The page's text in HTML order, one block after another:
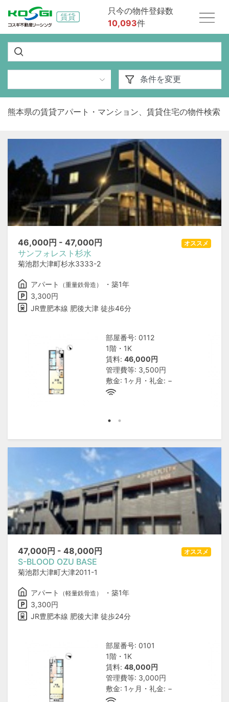
只今の物件登録数
10,093件
熊本県の賃貸アパート・マンション、賃貸住宅の物件検索
46,000円 - 47,000円
サンフォレスト杉水
菊池郡大津町杉水3333-2
オススメ
アパート （重量鉄骨造）
・築1年
3,300円
JR豊肥本線 肥後大津 徒歩46分
部屋番号: 0112
1階・1K
賃料: 46,000円
管理費等: 3,500円
敷金: 1ヶ月・礼金: −
47,000円 - 48,000円
S-BLOOD OZU BASE
菊池郡大津町大津2011-1
オススメ
アパート （軽量鉄骨造）
・築1年
3,300円
JR豊肥本線 肥後大津 徒歩24分
部屋番号: 0101
1階・1K
賃料: 48,000円
管理費等: 3,000円
敷金: 1ヶ月・礼金: −